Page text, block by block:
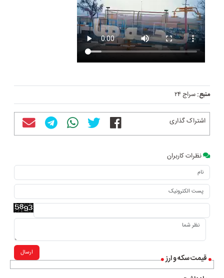
قیمت سکه و ارز
منبع:سراج ۲۴
اشتراک گذاری
نظرات کاربران
ارسال